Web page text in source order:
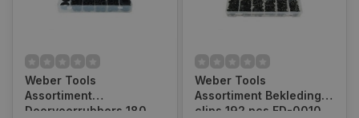
Weber Tools
Assortiment
Doorvoerrubbers 180
Weber Tools
Assortiment Bekleding
clips 192 pcs FD-0010